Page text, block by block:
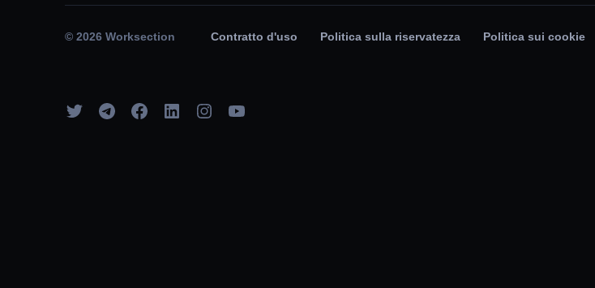
© 2026 Worksection Contratto d'uso Politica sulla riservatezza Politica sui cookie